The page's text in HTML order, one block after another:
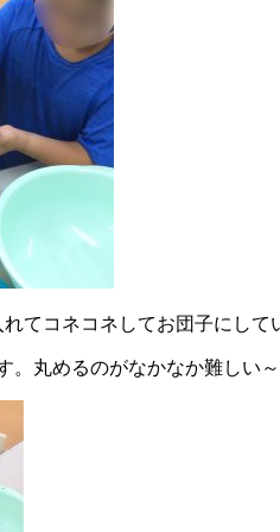
てコネコネしてお団子にして
。丸めるのがなかなか難しい～